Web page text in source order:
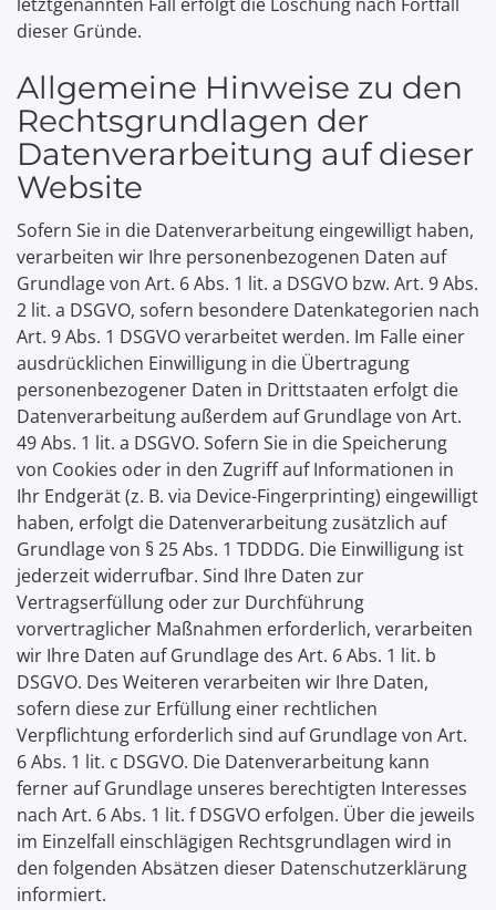
dieser Gründe.
Allgemeine Hinweise zu den
Rechtsgrundlagen der
Datenverarbeitung auf dieser
Website
Sofern Sie in die Datenverarbeitung eingewilligt haben,
verarbeiten wir Ihre personenbezogenen Daten auf
Grundlage von Art. 6 Abs. 1 lit. a DSGVO bzw. Art. 9 Abs.
2 lit. a DSGVO, sofern besondere Datenkategorien nach
Art. 9 Abs. 1 DSGVO verarbeitet werden. Im Falle einer
ausdrücklichen Einwilligung in die Übertragung
personenbezogener Daten in Drittstaaten erfolgt die
Datenverarbeitung außerdem auf Grundlage von Art.
49 Abs. 1 lit. a DSGVO. Sofern Sie in die Speicherung
von Cookies oder in den Zugriff auf Informationen in
Ihr Endgerät (z. B. via Device-Fingerprinting) eingewilligt
haben, erfolgt die Datenverarbeitung zusätzlich auf
Grundlage von § 25 Abs. 1 TDDDG. Die Einwilligung ist
jederzeit widerrufbar. Sind Ihre Daten zur
Vertragserfüllung oder zur Durchführung
vorvertraglicher Maßnahmen erforderlich, verarbeiten
wir Ihre Daten auf Grundlage des Art. 6 Abs. 1 lit. b
DSGVO. Des Weiteren verarbeiten wir Ihre Daten,
sofern diese zur Erfüllung einer rechtlichen
Verpflichtung erforderlich sind auf Grundlage von Art.
6 Abs. 1 lit. c DSGVO. Die Datenverarbeitung kann
ferner auf Grundlage unseres berechtigten Interesses
nach Art. 6 Abs. 1 lit. f DSGVO erfolgen. Über die jeweils
im Einzelfall einschlägigen Rechtsgrundlagen wird in
den folgenden Absätzen dieser Datenschutzerklärung
informiert.